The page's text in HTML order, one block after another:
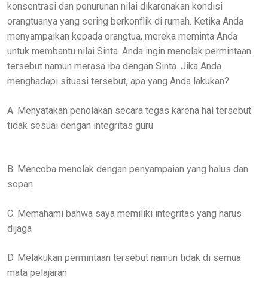
konsentrasi dan penurunan nilai dikarenakan kondisi
orangtuanya yang sering berkonflik di rumah. Ketika Anda
menyampaikan kepada orangtua, mereka meminta Anda
untuk membantu nilai Sinta. Anda ingin menolak permintaan
tersebut namun merasa iba dengan Sinta. Jika Anda
menghadapi situasi tersebut, apa yang Anda lakukan?
A. Menyatakan penolakan secara tegas karena hal tersebut
tidak sesuai dengan integritas guru
B. Mencoba menolak dengan penyampaian yang halus dan
sopan
C. Memahami bahwa saya memiliki integritas yang harus
dijaga
D. Melakukan permintaan tersebut namun tidak di semua
mata pelajaran